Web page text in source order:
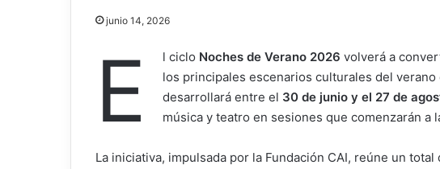
junio 14, 2026
E l ciclo Noches de Verano 2026 volverá a
los principales escenarios culturales del verano
desarrollará entre el 30 de junio y el 27 de
música y teatro en sesiones que comenzarán a
La iniciativa, impulsada por la Fundación CAI, reúne un total